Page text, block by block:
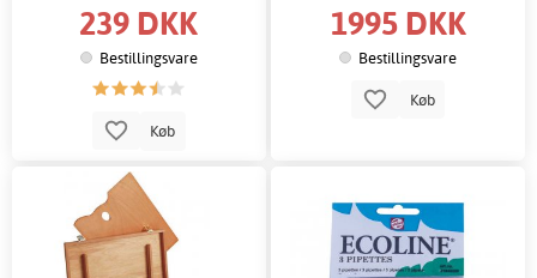
239 DKK
Bestillingsvare
Køb
1995 DKK
Bestillingsvare
Køb